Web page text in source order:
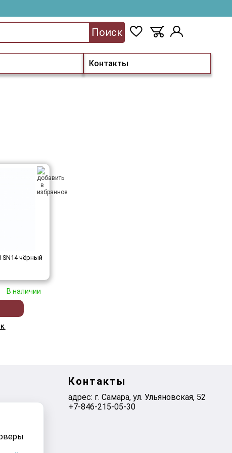
Контакты
Поиск
чёрный
В наличии
Контакты
адрес: г. Самара, ул. ​Ульяновская, 52
+7-846-215-05-30